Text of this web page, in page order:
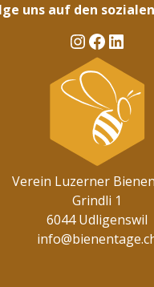
uns auf den
InstagramFacebook LinkedIn
Verein Luzerner
Grindli 1
6044 Udligenswil